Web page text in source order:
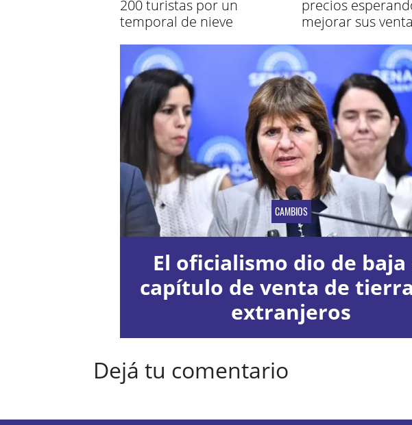
200 turistas por un
temporal de nieve
precios
mejorar sus
CAMBIOS
El oficialismo dio de baja
capítulo de venta de
extranjeros
Dejá tu comentario